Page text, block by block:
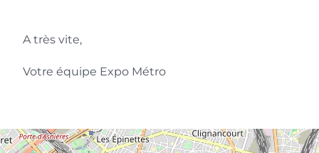
A très vite,
Votre équipe Expo Métro